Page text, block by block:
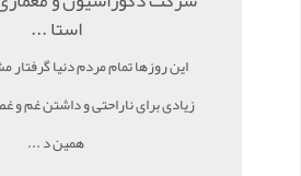
استا ...
این روزها تمام مردم دنیا گرفتار
زیادی برای ناراحتی و داشتن غم
همین د ...